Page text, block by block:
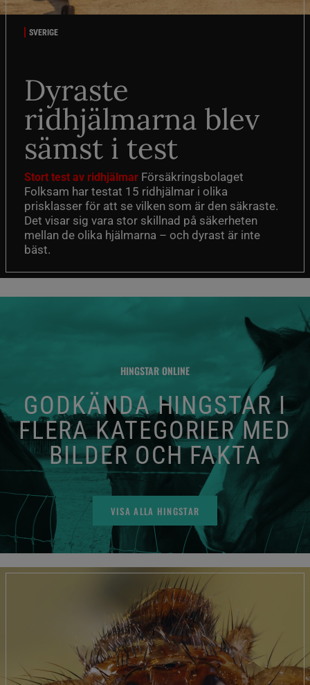
SVERIGE
Dyraste
ridhjälmarna blev
sämst i test
Stort test av ridhjälmar Försäkringsbolaget
Folksam har testat 15 ridhjälmar i olika
prisklasser för att se vilken som är den säkraste.
Det visar sig vara stor skillnad på säkerheten
mellan de olika hjälmarna – och dyrast är inte
bäst.
HINGSTAR ONLINE
GODKÄNDA HINGSTAR I
FLERA KATEGORIER MED
BILDER OCH FAKTA
VISA ALLA HINGSTAR